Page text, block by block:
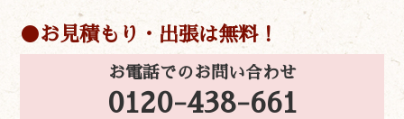
お見積もり・出張は無料！
お電話でのお問い合わせ
0120-438-661